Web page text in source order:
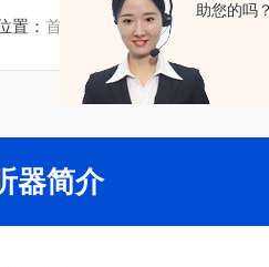
助您的吗？
置：首页 技术文章/ 英国PA
器简介